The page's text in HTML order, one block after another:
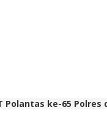
Polantas ke-65 Polres